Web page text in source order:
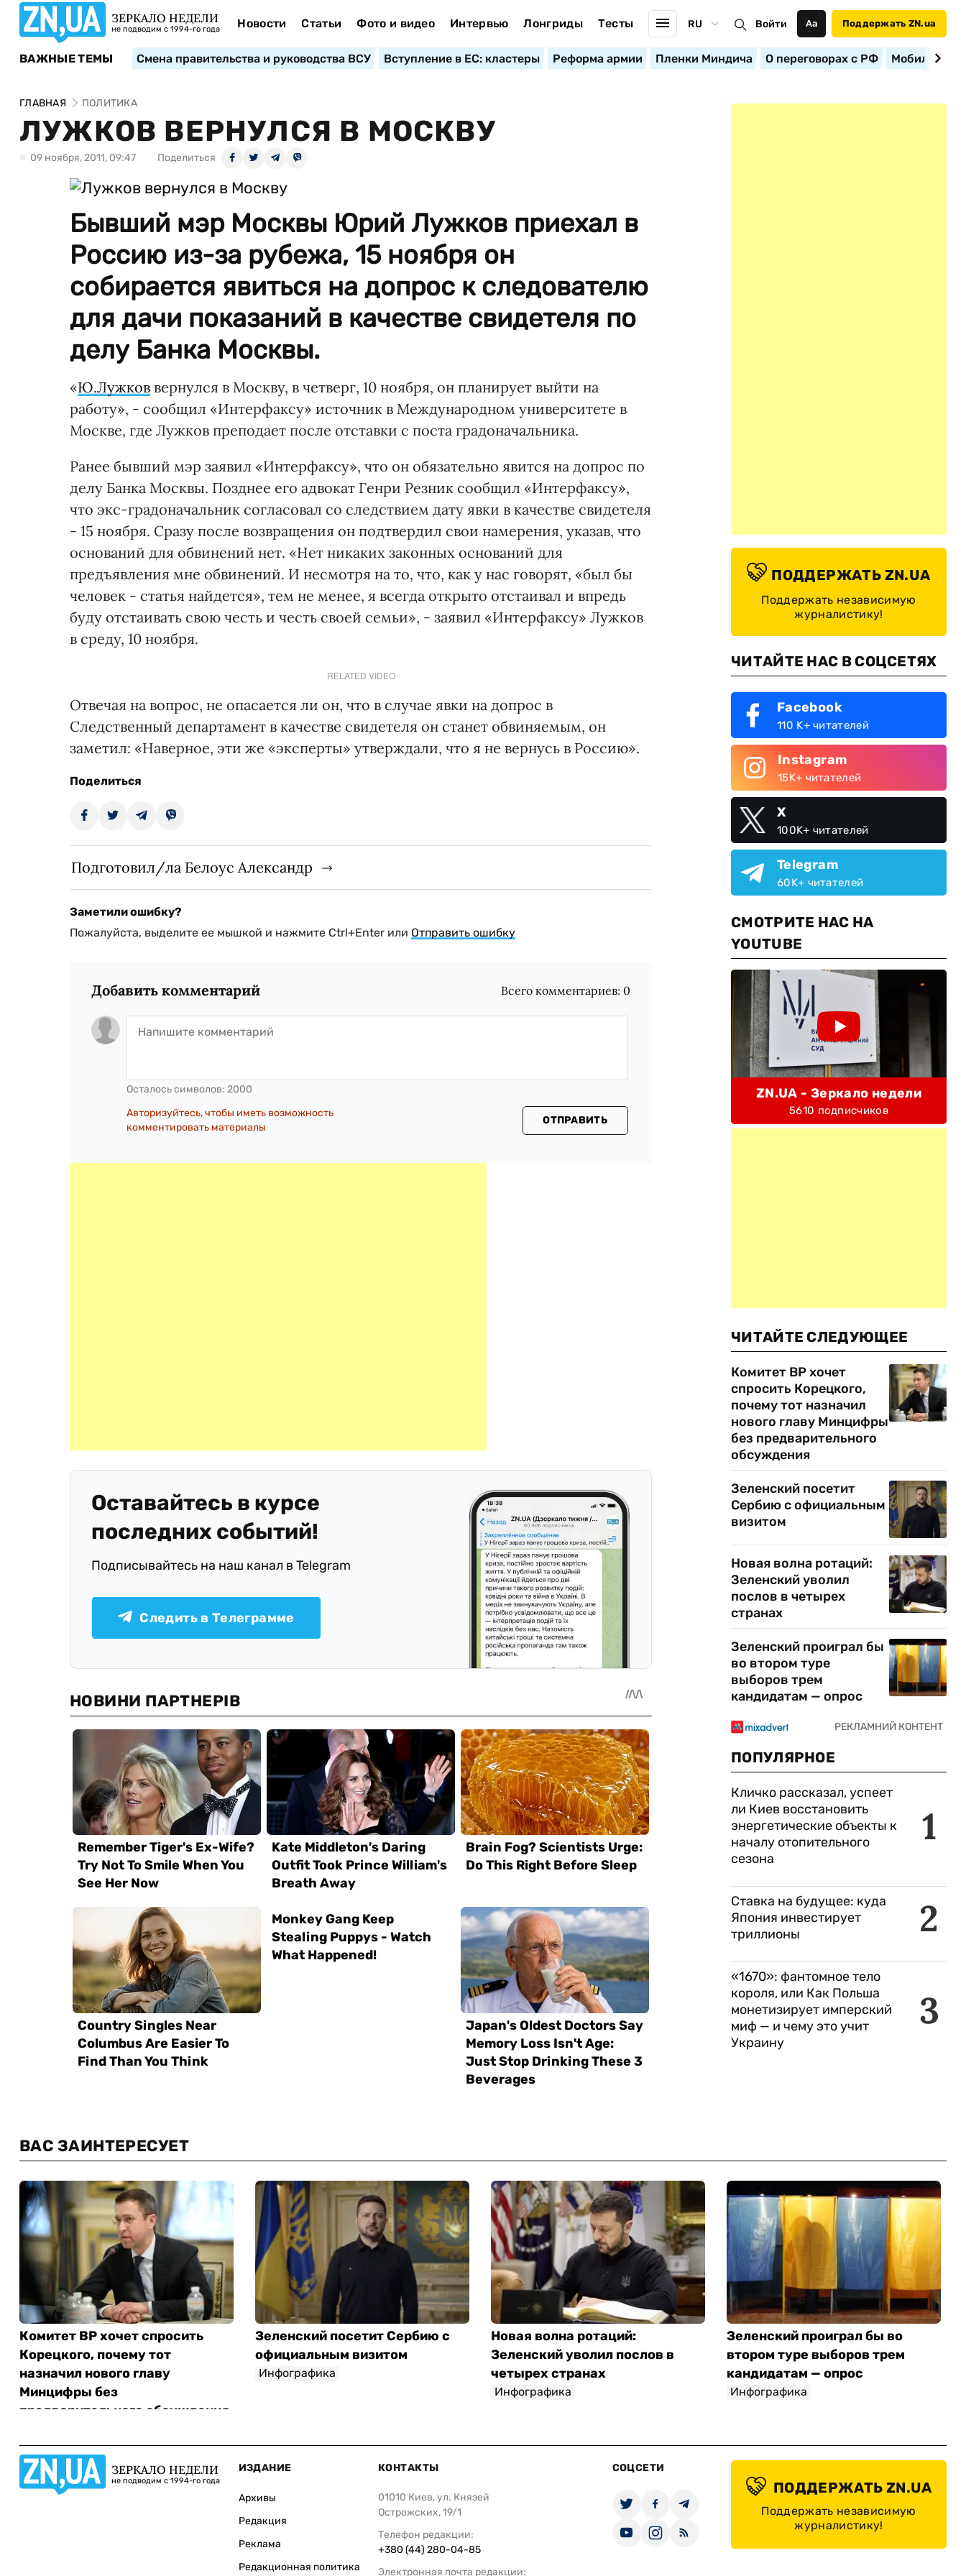
ЗЕРКАЛО НЕДЕЛИ
не подводим с 1994-го года Новости Статьи Фото и видео Интервью Лонгриды Тесты RU Войти Аа Поддержать ZN.ua
ВАЖНЫЕ ТЕМЫ Смена правительства и руководства ВСУ Вступление в ЕС: кластеры Реформа армии Пленки Миндича О переговорах с РФ
ГЛАВНАЯ ПОЛИТИКА
ЛУЖКОВ ВЕРНУЛСЯ В МОСКВУ
09 ноября, 2011, 09:47 Поделиться
Бывший мэр Москвы Юрий Лужков приехал в
Россию из-за рубежа, 15 ноября он
собирается явиться на допрос к следователю
для дачи показаний в качестве свидетеля по
делу Банка Москвы.
«Ю.Лужков вернулся в Москву, в четверг, 10 ноября, он планирует выйти на
работу», - сообщил «Интерфаксу» источник в Международном университете в
Москве, где Лужков преподает после отставки с поста градоначальника.
Ранее бывший мэр заявил «Интерфаксу», что он обязательно явится на допрос по
делу Банка Москвы. Позднее его адвокат Генри Резник сообщил «Интерфаксу»,
что экс-градоначальник согласовал со следствием дату явки в качестве свидетеля
- 15 ноября. Сразу после возвращения он подтвердил свои намерения, указав, что
оснований для обвинений нет. «Нет никаких законных оснований для
предъявления мне обвинений. И несмотря на то, что, как у нас говорят, «был бы
человек - статья найдется», тем не менее, я всегда открыто отстаивал и впредь
буду отстаивать свою честь и честь своей семьи», - заявил «Интерфаксу» Лужков
в среду, 10 ноября.
RELATED VIDEO
Отвечая на вопрос, не опасается ли он, что в случае явки на допрос в
Следственный департамент в качестве свидетеля он станет обвиняемым, он
заметил: «Наверное, эти же «эксперты» утверждали, что я не вернусь в Россию».
Поделиться
Подготовил/ла Белоус Александр
Заметили ошибку?
Пожалуйста, выделите ее мышкой и нажмите Ctrl+Enter или Отправить ошибку
Добавить комментарий Всего комментариев: 0
Осталось символов: 2000
Авторизуйтесь, чтобы иметь возможность
комментировать материалы
ОТПРАВИТЬ
Оставайтесь в курсе
последних событий!
Подписывайтесь на наш канал в Telegram
Следить в Телеграмме
ПОДДЕРЖАТЬ ZN.UA
Поддержать независимую
журналистику!
ЧИТАЙТЕ НАС В СОЦСЕТЯХ
Facebook
110 K+ читателей
Instagram
15K+ читателей
X
100K+ читателей
Telegram
60K+ читателей
СМОТРИТЕ НАС НА
YOUTUBE
ZN.UA - Зеркало недели
5610 подписчиков
ЧИТАЙТЕ СЛЕДУЮЩЕЕ
Комитет ВР хочет
спросить Корецкого,
почему тот назначил
нового главу Минцифры
без предварительного
обсуждения
Зеленский посетит
Сербию с официальным
визитом
Новая волна ротаций:
Зеленский уволил
послов в четырех
странах
Зеленский проиграл бы
во втором туре
выборов трем
кандидатам — опрос
ПОПУЛЯРНОЕ
1
Кличко рассказал, успеет
ли Киев восстановить
энергетические объекты к
началу отопительного
сезона
2
Ставка на будущее: куда
Япония инвестирует
триллионы
3
«1670»: фантомное тело
короля, или Как Польша
монетизирует имперский
миф — и чему это учит
Украину
ВАС ЗАИНТЕРЕСУЕТ
Комитет ВР хочет спросить
Корецкого, почему тот
назначил нового главу
Минцифры без
предварительного обсуждения
Зеленский посетит Сербию с
официальным визитом
Инфографика
Новая волна ротаций:
Зеленский уволил послов в
четырех странах
Инфографика
Зеленский проиграл бы во
втором туре выборов трем
кандидатам — опрос
Инфографика
ЗЕРКАЛО НЕДЕЛИ
не подводим с 1994-го года
ИЗДАНИЕ
Архивы
Редакция
Реклама
Редакционная политика
КОНТАКТЫ
01010 Киев, ул. Князей
Острожских, 19/1
Телефон редакции:
+380 (44) 280-04-85
Электронная почта редакции:
СОЦСЕТИ
ПОДДЕРЖАТЬ ZN.UA
Поддержать независимую
журналистику!